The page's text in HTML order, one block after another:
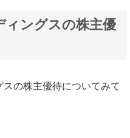
ィングスの株主優
の株主優待についてみて